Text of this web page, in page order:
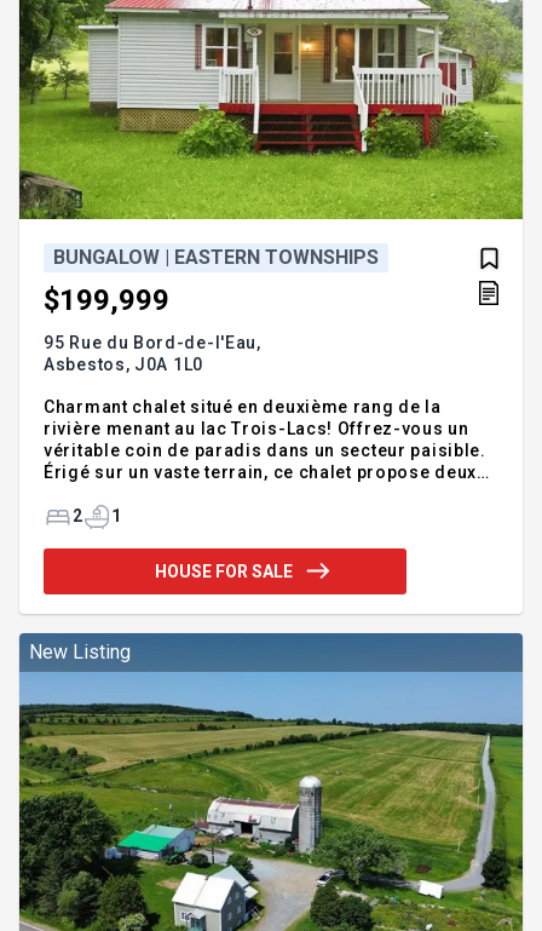
BUNGALOW | EASTERN TOWNSHIPS
$199,999
95 Rue du Bord-de-l'Eau,
Asbestos, J0A 1L0
Charmant chalet situé en deuxième rang de la
rivière menant au lac Trois-Lacs! Offrez-vous un
véritable coin de paradis dans un secteur paisible.
Érigé sur un vaste terrain, ce chalet propose deux
ouverte regroupant la cuisine, la salle à manger et
complètent la propriété. Profitez d'un accès aux
Trois-Lacs avec descente à bateau et vivez la
**Articles à vendre : tracteur à gazon, tondeuse,
souffleuse à nei
2 1
HOUSE FOR SALE
New Listing